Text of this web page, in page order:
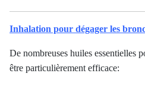
Inhalation pour dégager les
De nombreuses huiles essentielles
être particulièrement efficace: